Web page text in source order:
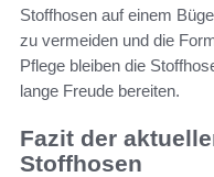
Stoffhosen auf einem
zu vermeiden und die
Pflege bleiben die
lange Freude bereiten.
Fazit der
Stoffhosen